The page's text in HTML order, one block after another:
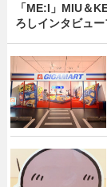
「ME:I」MIU＆
ろしインタビュー